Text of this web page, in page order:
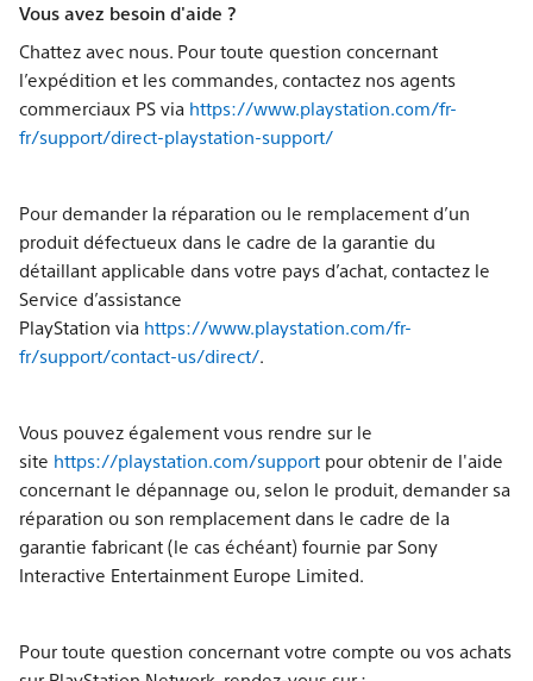
Vous avez besoin d'aide ?
Chattez avec nous. Pour toute question concernant
l’expédition et les commandes, contactez nos agents
commerciaux PS via https://www.playstation.com/fr-
fr/support/direct-playstation-support/
Pour demander la réparation ou le remplacement d’un
produit défectueux dans le cadre de la garantie du
détaillant applicable dans votre pays d’achat, contactez le
Service d’assistance
PlayStation via https://www.playstation.com/fr-
fr/support/contact-us/direct/.
Vous pouvez également vous rendre sur le
site https://playstation.com/support pour obtenir de l'aide
concernant le dépannage ou, selon le produit, demander sa
réparation ou son remplacement dans le cadre de la
garantie fabricant (le cas échéant) fournie par Sony
Interactive Entertainment Europe Limited.
Pour toute question concernant votre compte ou vos achats